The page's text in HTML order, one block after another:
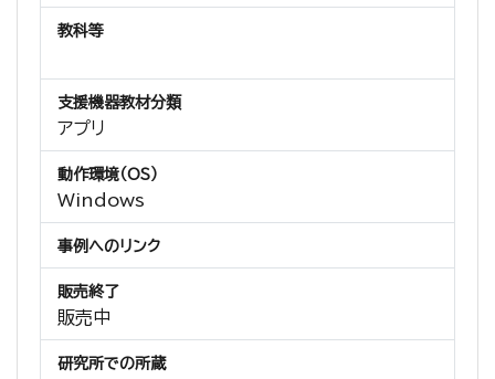
教科等
支援機器教材分類
アプリ
動作環境（OS）
Windows
事例へのリンク
販売終了
販売中
研究所での所蔵